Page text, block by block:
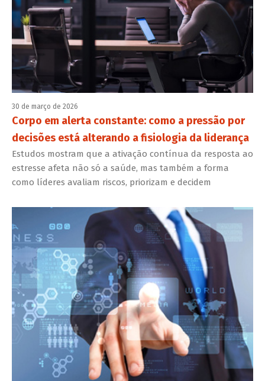
30 de março de 2026
Corpo em alerta constante: como a pressão por
decisões está alterando a fisiologia da liderança
Estudos mostram que a ativação contínua da resposta ao
estresse afeta não só a saúde, mas também a forma
como líderes avaliam riscos, priorizam e decidem